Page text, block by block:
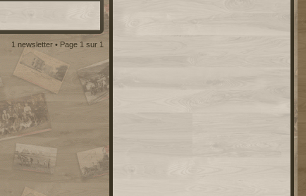
1 newsletter • Page 1 sur 1